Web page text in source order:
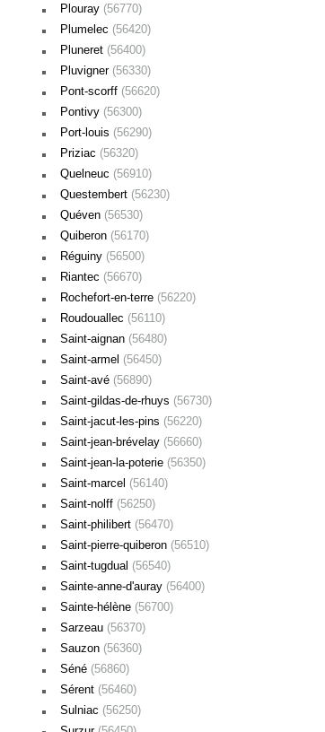
Plouray (56770)
Plumelec (56420)
Pluneret (56400)
Pluvigner (56330)
Pont-scorff (56620)
Pontivy (56300)
Port-louis (56290)
Priziac (56320)
Quelneuc (56910)
Questembert (56230)
Quéven (56530)
Quiberon (56170)
Réguiny (56500)
Riantec (56670)
Rochefort-en-terre (56220)
Roudouallec (56110)
Saint-aignan (56480)
Saint-armel (56450)
Saint-avé (56890)
Saint-gildas-de-rhuys (56730)
Saint-jacut-les-pins (56220)
Saint-jean-brévelay (56660)
Saint-jean-la-poterie (56350)
Saint-marcel (56140)
Saint-nolff (56250)
Saint-philibert (56470)
Saint-pierre-quiberon (56510)
Saint-tugdual (56540)
Sainte-anne-d'auray (56400)
Sainte-hélène (56700)
Sarzeau (56370)
Sauzon (56360)
Séné (56860)
Sérent (56460)
Sulniac (56250)